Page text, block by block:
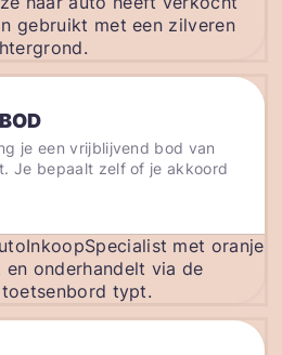
je een vrijblijvend bod van
Je bepaalt zelf of je akkoord